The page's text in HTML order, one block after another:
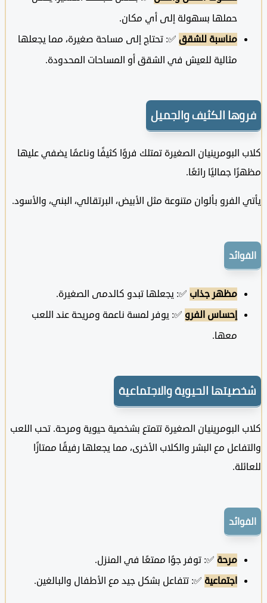
حملها بسهولة إلى أي مكان.
مناسبة للشقق✅: تحتاج إلى مساحة صغيرة، مما يجعلها
مثالية للعيش في الشقق أو المساحات المحدودة.
الكثيف والجميل
الصغيرة تمتلك فروًا كثيفًا وناعمًا يضفي عليها
جماليًا رائعًا.
بألوان متنوعة مثل الأبيض، البرتقالي، البني، والأسود.
مظهر جذاب✅: يجعلها تبدو كالدمى الصغيرة.
إحساس الفرو✅: يوفر لمسة ناعمة ومريحة عند اللعب
الحيوية والاجتماعية
الصغيرة تتمتع بشخصية حيوية ومرحة. تحب اللعب
مع البشر والكلاب الأخرى، مما يجعلها رفيقًا ممتازًا
مرحة ✅: توفر جوًا ممتعًا في المنزل.
اجتماعية✅: تتفاعل بشكل جيد مع الأطفال والبالغين.